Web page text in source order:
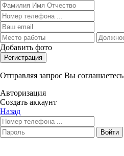
Добавить фото
Регистрация
Отправляя запрос Вы
Авторизация
Создать аккаунт
Назад
Войти